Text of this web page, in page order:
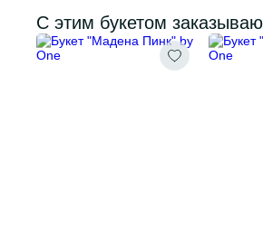
С этим букетом